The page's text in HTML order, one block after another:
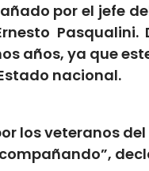
por el jefe
años, ya que
nacional.
los veteranos